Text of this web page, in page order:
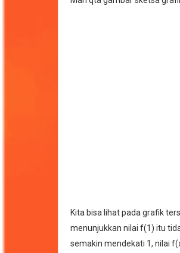
Kita bisa lihat pada grafik
menunjukkan nilai f(1) itu
semakin mendekati 1, nilai